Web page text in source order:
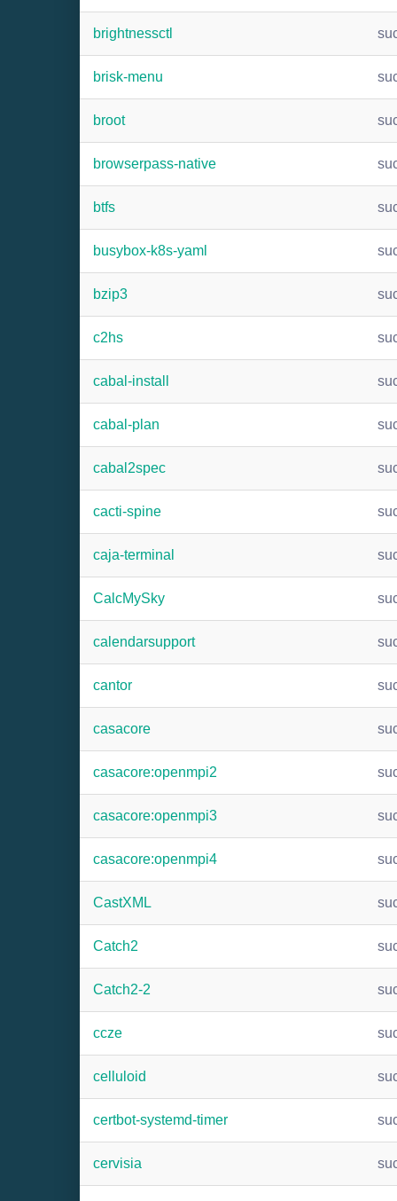
brightnessctl
brisk-menu
broot
browserpass-native
btfs
busybox-k8s-yaml
bzip3
c2hs
cabal-install
cabal-plan
cabal2spec
cacti-spine
caja-terminal
CalcMySky
calendarsupport
cantor
casacore
casacore:openmpi2
casacore:openmpi3
casacore:openmpi4
CastXML
Catch2
Catch2-2
ccze
celluloid
certbot-systemd-timer
cervisia